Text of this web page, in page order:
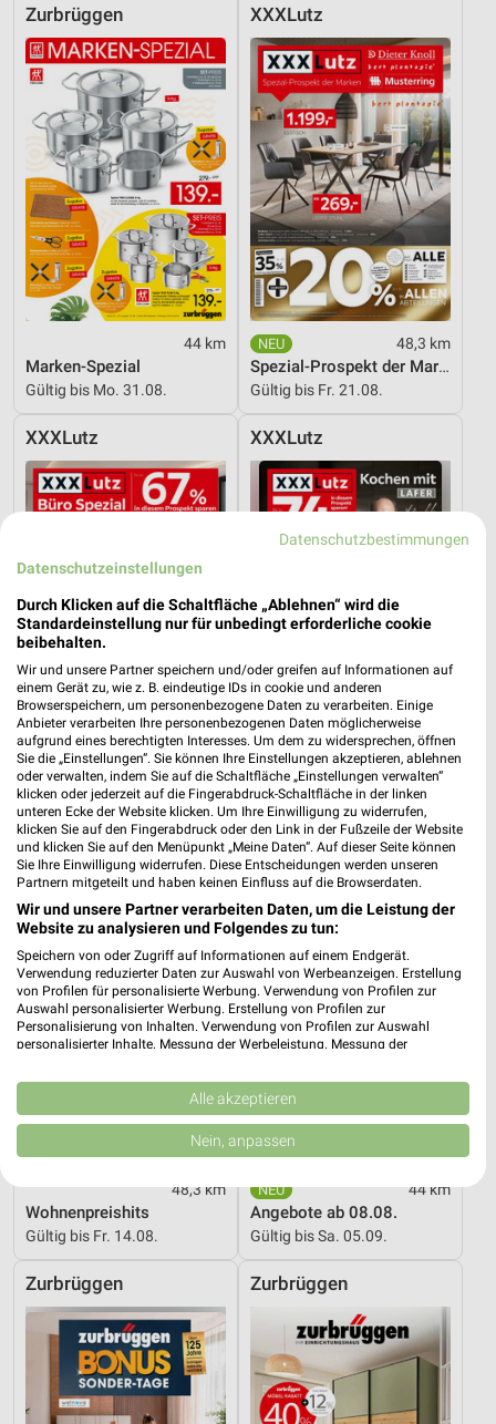
Zurbrüggen
44 km
Marken-Spezial
Gültig bis Mo. 31.08.
XXXLutz
48,3 km
Spezial-Prospekt der Marken
Gültig bis Fr. 21.08.
XXXLutz
48,3 km
Büro Spezial
Gültig bis Fr. 14.08.
XXXLutz
48,3 km
Angebote ab 08.08.
Gültig bis Fr. 14.08.
XXXLutz
48,3 km
Wohnenpreishits
Gültig bis Fr. 14.08.
Zurbrüggen
44 km
Angebote ab 08.08.
Gültig bis Sa. 05.09.
Zurbrüggen Zurbrüggen
Datenschutzbestimmungen
Datenschutzeinstellungen
Durch Klicken auf die Schaltfläche „Ablehnen“ wird die
Standardeinstellung nur für unbedingt erforderliche cookie
beibehalten.
Wir und unsere Partner speichern und/oder greifen auf Informationen auf
einem Gerät zu, wie z. B. eindeutige IDs in cookie und anderen
Browserspeichern, um personenbezogene Daten zu verarbeiten. Einige
Anbieter verarbeiten Ihre personenbezogenen Daten möglicherweise
aufgrund eines berechtigten Interesses. Um dem zu widersprechen, öffnen
Sie die „Einstellungen“. Sie können Ihre Einstellungen akzeptieren, ablehnen
oder verwalten, indem Sie auf die Schaltfläche „Einstellungen verwalten“
klicken oder jederzeit auf die Fingerabdruck-Schaltfläche in der linken
unteren Ecke der Website klicken. Um Ihre Einwilligung zu widerrufen,
klicken Sie auf den Fingerabdruck oder den Link in der Fußzeile der Website
und klicken Sie auf den Menüpunkt „Meine Daten“. Auf dieser Seite können
Sie Ihre Einwilligung widerrufen. Diese Entscheidungen werden unseren
Partnern mitgeteilt und haben keinen Einfluss auf die Browserdaten.
Wir und unsere Partner verarbeiten Daten, um die Leistung der
Website zu analysieren und Folgendes zu tun:
Speichern von oder Zugriff auf Informationen auf einem Endgerät.
Verwendung reduzierter Daten zur Auswahl von Werbeanzeigen. Erstellung
von Profilen für personalisierte Werbung. Verwendung von Profilen zur
Auswahl personalisierter Werbung. Erstellung von Profilen zur
Personalisierung von Inhalten. Verwendung von Profilen zur Auswahl
personalisierter Inhalte. Messung der Werbeleistung. Messung der
Kombinationen von Daten aus verschiedenen Quellen. Entwicklung und
Verbesserung der Angebote. Verwendung reduzierter Daten zur Auswahl
von Inhalten.
Daten können außerhalb der Europäischen Union weitergegeben und in die
Website/App.
Partnerliste anzeigen (1 IAB-Anbieter)
IAB-Verarbeitungszwecke:
Speichern von oder Zugriff auf Informationen
auf einem Endgerät
Verwendung reduzierter Daten zur Auswahl von
Werbeanzeigen
Alle akzeptieren
Nein, anpassen